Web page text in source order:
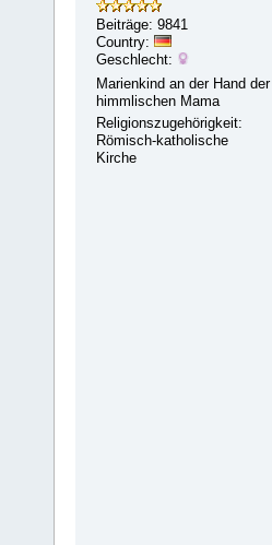
Beiträge: 9841
Country:
Geschlecht:
Marienkind an der Hand der
himmlischen Mama
Religionszugehörigkeit:
Römisch-katholische
Kirche